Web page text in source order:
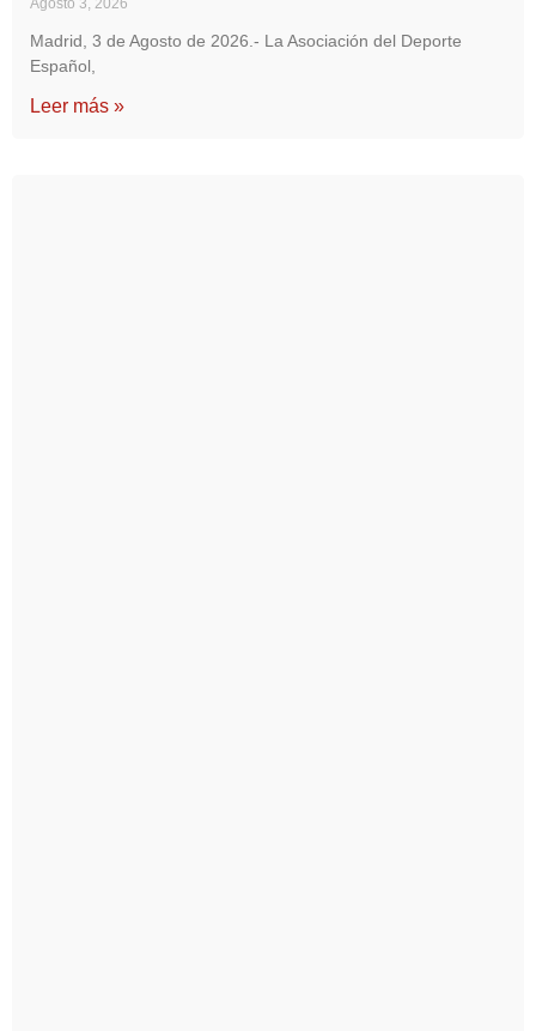
Agosto 3, 2026
Madrid, 3 de Agosto de 2026.- La Asociación del Deporte
Español,
Leer más »